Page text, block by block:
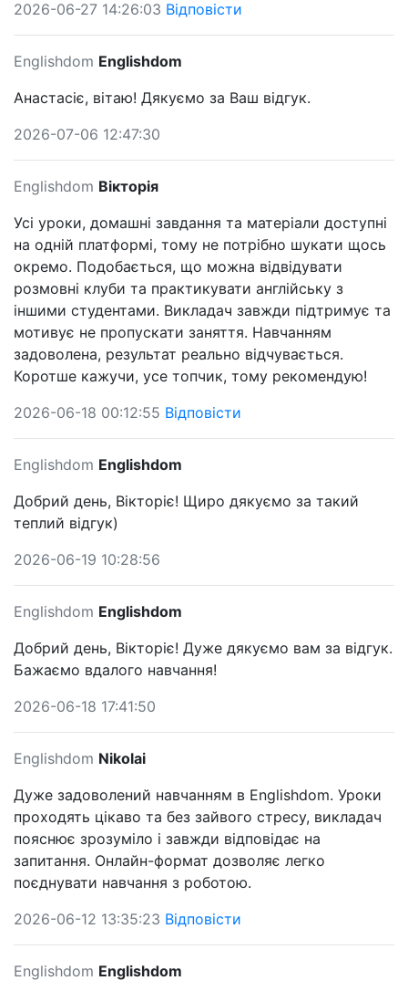
2026-06-27 14:26:03 Відповісти
Englishdom Englishdom
Анастасіє, вітаю! Дякуємо за Ваш відгук.
2026-07-06 12:47:30
Englishdom Вікторія
Усі уроки, домашні завдання та матеріали доступні
на одній платформі, тому не потрібно шукати щось
окремо. Подобається, що можна відвідувати
розмовні клуби та практикувати англійську з
іншими студентами. Викладач завжди підтримує та
мотивує не пропускати заняття. Навчанням
задоволена, результат реально відчувається.
Коротше кажучи, усе топчик, тому рекомендую!
2026-06-18 00:12:55 Відповісти
Englishdom Englishdom
Добрий день, Вікторіє! Щиро дякуємо за такий
теплий відгук)
2026-06-19 10:28:56
Englishdom Englishdom
Добрий день, Вікторіє! Дуже дякуємо вам за відгук.
Бажаємо вдалого навчання!
2026-06-18 17:41:50
Englishdom Nikolai
Дуже задоволений навчанням в Englishdom. Уроки
проходять цікаво та без зайвого стресу, викладач
пояснює зрозуміло і завжди відповідає на
запитання. Онлайн-формат дозволяє легко
поєднувати навчання з роботою.
2026-06-12 13:35:23 Відповісти
Englishdom Englishdom